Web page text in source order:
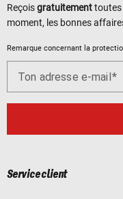
Reçoisgratuitementtoutes
moment, les bonnes
Remarque concernant la
Ton adresse e-mail
Service client